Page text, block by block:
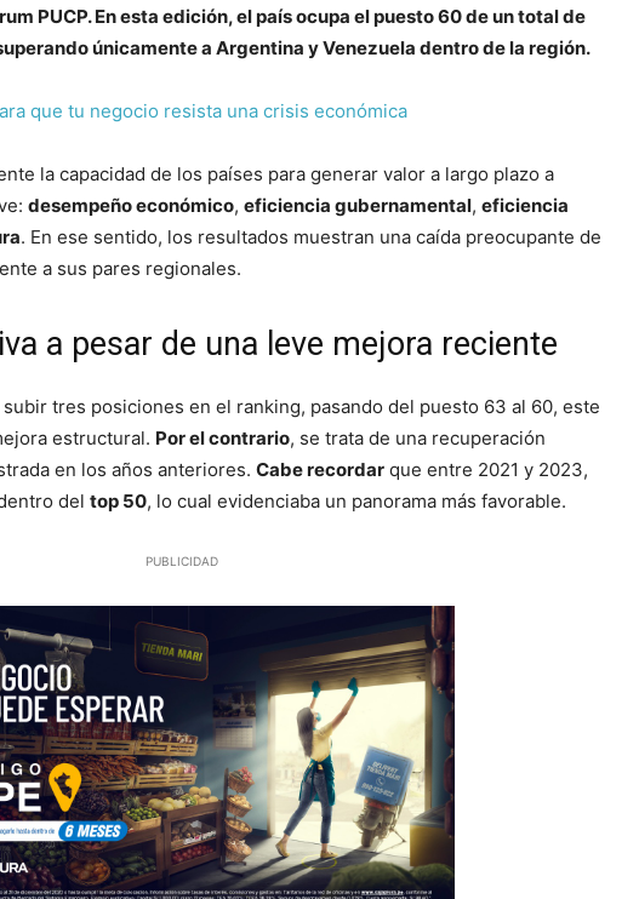
PUCP. En esta edición, el país ocupa el puesto 60 de un total de
únicamente a Argentina y Venezuela dentro de la región.
que tu negocio resista una crisis económica
la capacidad de los países para generar valor a largo plazo a
desempeño económico, eficiencia gubernamental, eficiencia
. En ese sentido, los resultados muestran una caída preocupante de
a sus pares regionales.
a pesar de una leve mejora reciente
tres posiciones en el ranking, pasando del puesto 63 al 60, este
estructural. Por el contrario, se trata de una recuperación
en los años anteriores. Cabe recordar que entre 2021 y 2023,
del top 50, lo cual evidenciaba un panorama más favorable.
PUBLICIDAD